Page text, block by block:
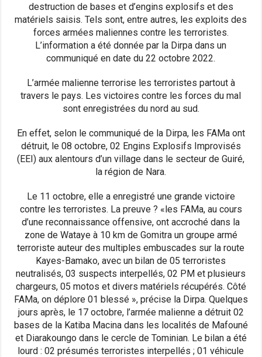
destruction de bases et d’engins explosifs et des
matériels saisis. Tels sont, entre autres, les exploits des
forces armées maliennes contre les terroristes.
L’information a été donnée par la Dirpa dans un
communiqué en date du 22 octobre 2022.
L’armée malienne terrorise les terroristes partout à
travers le pays. Les victoires contre les forces du mal
sont enregistrées du nord au sud.
En effet, selon le communiqué de la Dirpa, les FAMa ont
détruit, le 08 octobre, 02 Engins Explosifs Improvisés
(EEI) aux alentours d’un village dans le secteur de Guiré,
la région de Nara.
Le 11 octobre, elle a enregistré une grande victoire
contre les terroristes. La preuve ? «les FAMa, au cours
d’une reconnaissance offensive, ont accroché dans la
zone de Wataye à 10 km de Gomitra un groupe armé
terroriste auteur des multiples embuscades sur la route
Kayes-Bamako, avec un bilan de 05 terroristes
neutralisés, 03 suspects interpellés, 02 PM et plusieurs
chargeurs, 05 motos et divers matériels récupérés. Côté
FAMa, on déplore 01 blessé », précise la Dirpa. Quelques
jours après, le 17 octobre, l’armée malienne a détruit 02
bases de la Katiba Macina dans les localités de Mafouné
et Diarakoungo dans le cercle de Tominian. Le bilan a été
lourd : 02 présumés terroristes interpellés ; 01 véhicule